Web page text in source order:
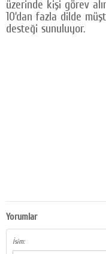
üzerinde kişi görev
10’dan fazla dilde
desteği sunuluyor.
Yorumlar
İsim: